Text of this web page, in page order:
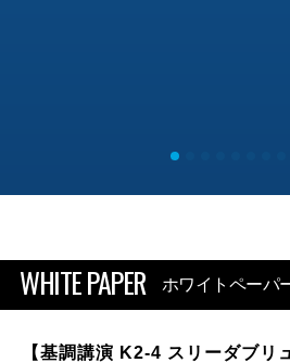
WHITE PAPER ホワイトペーパ
【基調講演 K2-4 スリーダブリ